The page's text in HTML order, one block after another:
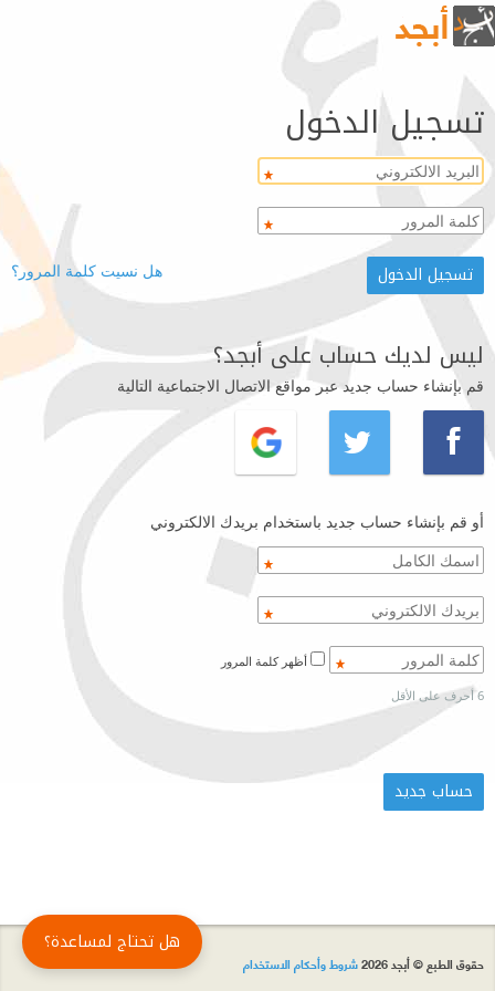
تسجيل الدخول
هل نسيت كلمة المرور؟
ليس لديك حساب على أبجد؟
قم بإنشاء حساب جديد عبر مواقع الاتصال الاجتماعية التالية
أو قم بإنشاء حساب جديد باستخدام بريدك الالكتروني
6 أحرف على الأقل
حقوق الطبع © أبجد 2026 شروط وأحكام الاستخدام
هل تحتاج لمساعدة؟